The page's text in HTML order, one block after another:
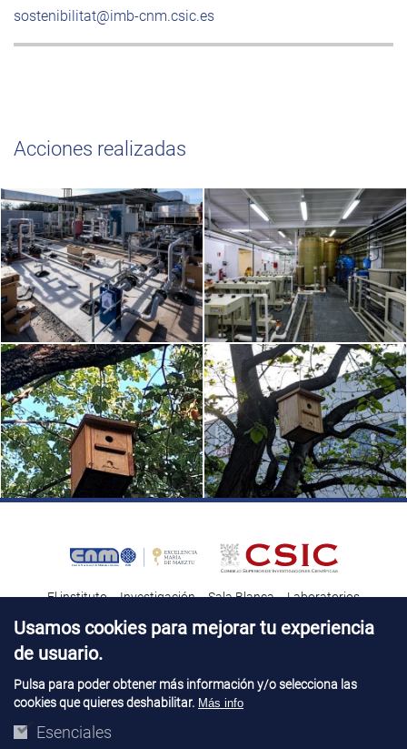
sostenibilitat@imb-cnm.csic.es
Acciones realizadas
El instituto Investigación Sala Blanca
Laboratorios
Transferencia tecnológica
Noticias & Divulgación Destacados
Contacto Talento
Aviso Legal Perfil del contatante © Copyright 2026. IMB-CNM
Usamos cookies para mejorar tu experiencia
de usuario.
Pulsa para poder obtener más información y/o selecciona las
cookies que quieres deshabilitar. Más info
Esenciales